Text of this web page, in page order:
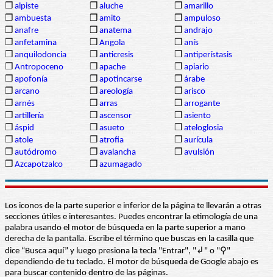
❒ alpiste ❒ aluche ❒ amarillo
❒ ambuesta ❒ amito ❒ ampuloso
❒ anafre ❒ anatema ❒ andrajo
❒ anfetamina ❒ Angola ❒ anís
❒ anquilodoncia ❒ anticresis ❒ antiperístasis
❒ Antropoceno ❒ apache ❒ apiario
❒ apofonía ❒ apotincarse ❒ árabe
❒ arcano ❒ areología ❒ arisco
❒ arnés ❒ arras ❒ arrogante
❒ artillería ❒ ascensor ❒ asiento
❒ áspid ❒ asueto ❒ ateloglosia
❒ atole ❒ atrofia ❒ aurícula
❒ autódromo ❒ avalancha ❒ avulsión
❒ Azcapotzalco ❒ azumagado
Los iconos de la parte superior e inferior de la página te llevarán a otras
secciones útiles e interesantes. Puedes encontrar la etimología de una
palabra usando el motor de búsqueda en la parte superior a mano
derecha de la pantalla. Escribe el término que buscas en la casilla que
dice “Busca aquí” y luego presiona la tecla "Entrar", "↲" o "⚲"
dependiendo de tu teclado. El motor de búsqueda de Google abajo es
para buscar contenido dentro de las páginas.